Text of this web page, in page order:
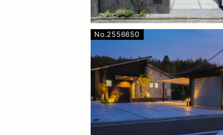
No.2556650